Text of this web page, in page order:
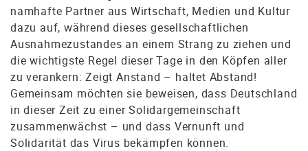
namhafte Partner aus Wirtschaft, Medien und Kultur
dazu auf, während dieses gesellschaftlichen
Ausnahmezustandes an einem Strang zu ziehen und
die wichtigste Regel dieser Tage in den Köpfen aller
zu verankern: Zeigt Anstand – haltet Abstand!
Gemeinsam möchten sie beweisen, dass Deutschland
in dieser Zeit zu einer Solidargemeinschaft
zusammenwächst – und dass Vernunft und
Solidarität das Virus bekämpfen können.